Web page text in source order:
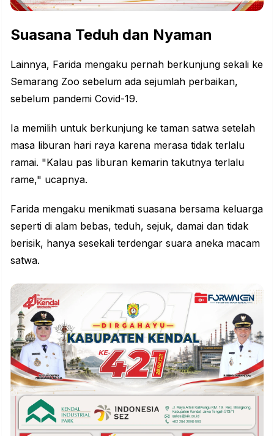
Suasana Teduh dan Nyaman
Lainnya, Farida mengaku pernah berkunjung sekali ke
Semarang Zoo sebelum ada sejumlah perbaikan,
sebelum pandemi Covid-19.
Ia memilih untuk berkunjung ke taman satwa setelah
masa liburan hari raya karena merasa tidak terlalu
ramai. "Kalau pas liburan kemarin takutnya terlalu
rame," ucapnya.
Farida mengaku menikmati suasana bersama keluarga
seperti di alam bebas, teduh, sejuk, damai dan tidak
berisik, hanya sesekali terdengar suara aneka macam
satwa.